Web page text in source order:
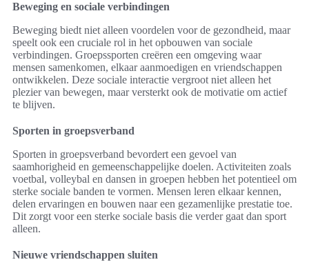
Beweging en sociale verbindingen
Beweging biedt niet alleen voordelen voor de gezondheid, maar
speelt ook een cruciale rol in het opbouwen van sociale
verbindingen. Groepssporten creëren een omgeving waar
mensen samenkomen, elkaar aanmoedigen en vriendschappen
ontwikkelen. Deze sociale interactie vergroot niet alleen het
plezier van bewegen, maar versterkt ook de motivatie om actief
te blijven.
Sporten in groepsverband
Sporten in groepsverband bevordert een gevoel van
saamhorigheid en gemeenschappelijke doelen. Activiteiten zoals
voetbal, volleybal en dansen in groepen hebben het potentieel om
sterke sociale banden te vormen. Mensen leren elkaar kennen,
delen ervaringen en bouwen naar een gezamenlijke prestatie toe.
Dit zorgt voor een sterke sociale basis die verder gaat dan sport
alleen.
Nieuwe vriendschappen sluiten